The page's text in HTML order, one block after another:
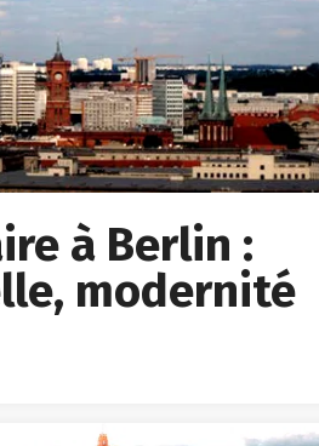
à Berlin :
modernité